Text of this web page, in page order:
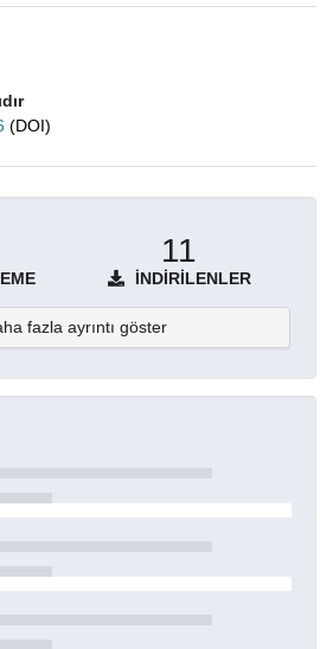
(DOI)
11
İNDIRILENLER
fazla ayrıntı göster